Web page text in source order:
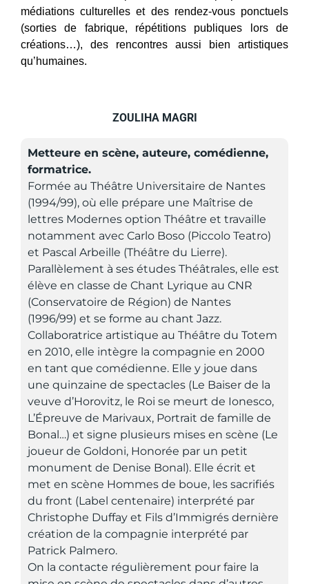
médiations culturelles et des rendez-vous ponctuels
(sorties de fabrique, répétitions publiques lors de
créations…), des rencontres aussi bien artistiques
qu’humaines.
ZOULIHA MAGRI
Metteure en scène, auteure, comédienne,
formatrice.
Formée au Théâtre Universitaire de Nantes
(1994/99), où elle prépare une Maîtrise de
lettres Modernes option Théâtre et travaille
notamment avec Carlo Boso (Piccolo Teatro)
et Pascal Arbeille (Théâtre du Lierre).
Parallèlement à ses études Théâtrales, elle est
élève en classe de Chant Lyrique au CNR
(Conservatoire de Région) de Nantes
(1996/99) et se forme au chant Jazz.
Collaboratrice artistique au Théâtre du Totem
en 2010, elle intègre la compagnie en 2000
en tant que comédienne. Elle y joue dans
une quinzaine de spectacles (Le Baiser de la
veuve d’Horovitz, le Roi se meurt de Ionesco,
L’Épreuve de Marivaux, Portrait de famille de
Bonal…) et signe plusieurs mises en scène (Le
joueur de Goldoni, Honorée par un petit
monument de Denise Bonal). Elle écrit et
met en scène Hommes de boue, les sacrifiés
du front (Label centenaire) interprété par
Christophe Duffay et Fils d’Immigrés dernière
création de la compagnie interprété par
Patrick Palmero.
On la contacte régulièrement pour faire la